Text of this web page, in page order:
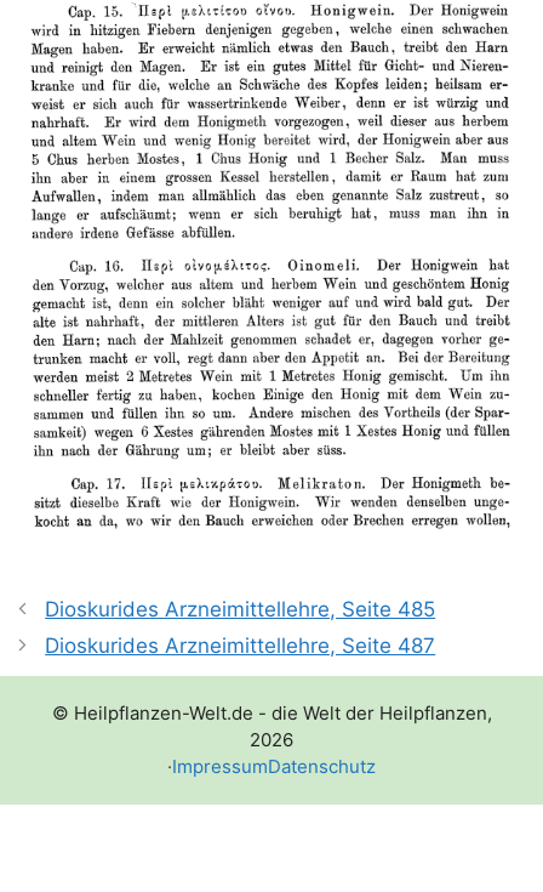
Dioskurides Arzneimittellehre, Seite 485
Dioskurides Arzneimittellehre, Seite 487
© Heilpflanzen-Welt.de - die Welt der Heilpflanzen,
2026
·ImpressumDatenschutz